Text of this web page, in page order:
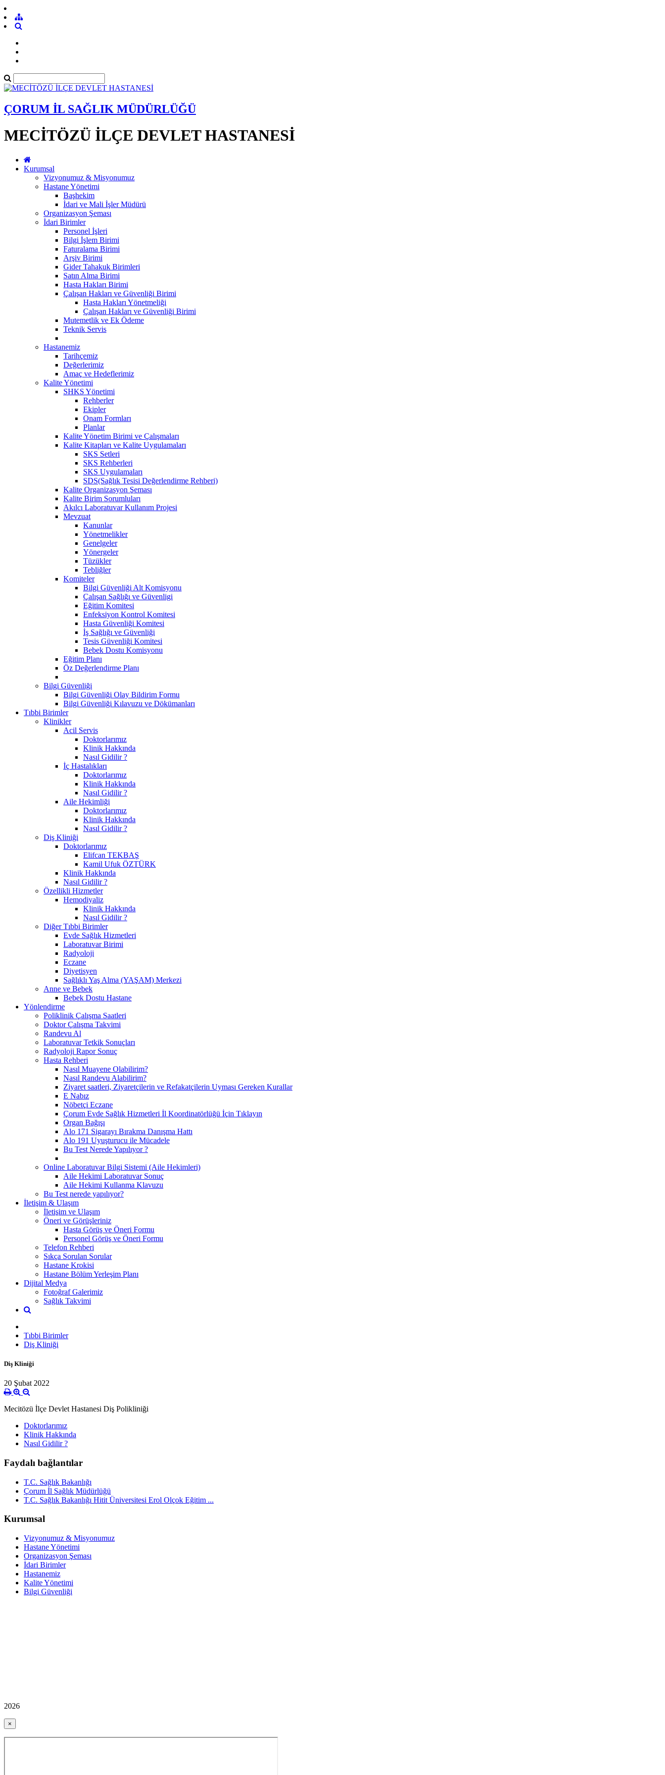
ÇORUM İL SAĞLIK MÜDÜRLÜĞÜ
MECİTÖZÜ İLÇE DEVLET HASTANESİ
Kurumsal
Vizyonumuz & Misyonumuz
Hastane Yönetimi
Başhekim
İdari ve Mali İşler Müdürü
Organizasyon Şeması
İdari Birimler
Personel İşleri
Bilgi İşlem Birimi
Faturalama Birimi
Arşiv Birimi
Gider Tahakuk Birimleri
Satın Alma Birimi
Hasta Hakları Birimi
Çalışan Hakları ve Güvenliği Birimi
Hasta Hakları Yönetmeliği
Çalışan Hakları ve Güvenliği Birimi
Mutemetlik ve Ek Ödeme
Teknik Servis
Hastanemiz
Tarihçemiz
Değerlerimiz
Amaç ve Hedeflerimiz
Kalite Yönetimi
SHKS Yönetimi
Rehberler
Ekipler
Onam Formları
Planlar
Kalite Yönetim Birimi ve Çalışmaları
Kalite Kitapları ve Kalite Uygulamaları
SKS Setleri
SKS Rehberleri
SKS Uygulamaları
SDS(Sağlık Tesisi Değerlendirme Rehberi)
Kalite Organizasyon Şeması
Kalite Birim Sorumluları
Akılcı Laboratuvar Kullanım Projesi
Mevzuat
Kanunlar
Yönetmelikler
Genelgeler
Yönergeler
Tüzükler
Tebliğler
Komiteler
Bilgi Güvenliği Alt Komisyonu
Çalışan Sağlığı ve Güvenligi
Eğitim Komitesi
Enfeksiyon Kontrol Komitesi
Hasta Güvenliği Komitesi
İş Sağlığı ve Güvenliği
Tesis Güvenliği Komitesi
Bebek Dostu Komisyonu
Eğitim Planı
Öz Değerlendirme Planı
Bilgi Güvenliği
Bilgi Güvenliği Olay Bildirim Formu
Bilgi Güvenliği Kılavuzu ve Dökümanları
Tıbbi Birimler
Klinikler
Acil Servis
Doktorlarımız
Klinik Hakkında
Nasıl Gidilir ?
İç Hastalıkları
Doktorlarımız
Klinik Hakkında
Nasıl Gidilir ?
Aile Hekimliği
Doktorlarımız
Klinik Hakkında
Nasıl Gidilir ?
Diş Kliniği
Doktorlarımız
Elifcan TEKBAŞ
Kamil Ufuk ÖZTÜRK
Klinik Hakkında
Nasıl Gidilir ?
Özellikli Hizmetler
Hemodiyaliz
Klinik Hakkında
Nasıl Gidilir ?
Diğer Tıbbi Birimler
Evde Sağlık Hizmetleri
Laboratuvar Birimi
Radyoloji
Eczane
Diyetisyen
Sağlıklı Yaş Alma (YAŞAM) Merkezi
Anne ve Bebek
Bebek Dostu Hastane
Yönlendirme
Poliklinik Çalışma Saatleri
Doktor Çalışma Takvimi
Randevu Al
Laboratuvar Tetkik Sonuçları
Radyoloji Rapor Sonuç
Hasta Rehberi
Nasıl Muayene Olabilirim?
Nasıl Randevu Alabilirim?
Ziyaret saatleri, Ziyaretçilerin ve Refakatçilerin Uyması Gereken Kurallar
E Nabız
Nöbetçi Eczane
Çorum Evde Sağlık Hizmetleri İl Koordinatörlüğü İçin Tıklayın
Organ Bağışı
Alo 171 Sigarayı Bırakma Danışma Hattı
Alo 191 Uyuşturucu ile Mücadele
Bu Test Nerede Yapılıyor ?
Online Laboratuvar Bilgi Sistemi (Aile Hekimleri)
Aile Hekimi Laboratuvar Sonuç
Aile Hekimi Kullanma Klavuzu
Bu Test nerede yapılıyor?
İletişim & Ulaşım
İletişim ve Ulaşım
Öneri ve Görüşleriniz
Hasta Görüş ve Öneri Formu
Personel Görüş ve Öneri Formu
Telefon Rehberi
Sıkça Sorulan Sorular
Hastane Krokisi
Hastane Bölüm Yerleşim Planı
Dijital Medya
Fotoğraf Galerimiz
Sağlık Takvimi
Tıbbi Birimler
Diş Kliniği
Diş Kliniği
20 Şubat 2022
Mecitözü İlçe Devlet Hastanesi Diş Polikliniği
Doktorlarımız
Klinik Hakkında
Nasıl Gidilir ?
Faydalı bağlantılar
T.C. Sağlık Bakanlığı
Çorum İl Sağlık Müdürlüğü
T.C. Sağlık Bakanlığı Hitit Üniversitesi Erol Olçok Eğitim ...
Kurumsal
Vizyonumuz & Misyonumuz
Hastane Yönetimi
Organizasyon Şeması
İdari Birimler
Hastanemiz
Kalite Yönetimi
Bilgi Güvenliği
2026
×